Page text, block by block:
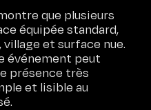
que plusieurs
équipée standard,
et surface nue.
événement peut
présence très
et lisible au